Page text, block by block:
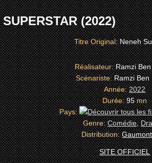
(2022)
Titre Original:Neneh
Réalisateur:Ramzi
Scénariste:Ramzi Ben
Année:2022
Durée:95mn
Pays:
Genre:Comédie,
Distribution:
SITE OFFICIEL